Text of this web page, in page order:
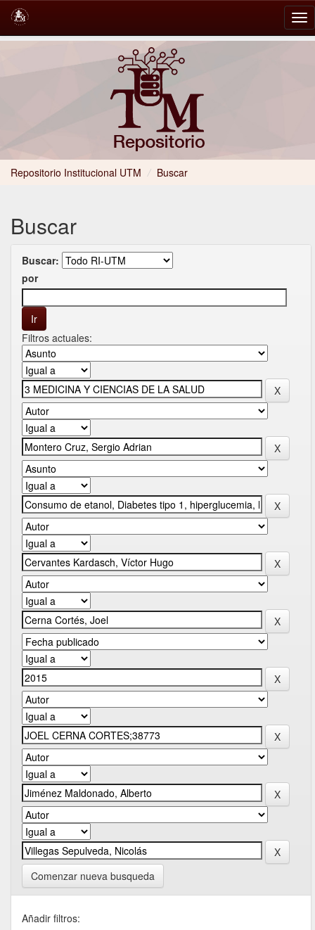
Repositorio Institucional UTM / Buscar
Buscar
Buscar:
por
Filtros actuales:
Comenzar nueva busqueda
Añadir filtros: